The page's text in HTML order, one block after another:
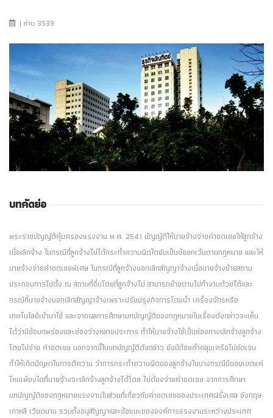
| อ่าน 3533
บทคัดย่อ
พระราชบัญญัติคุ้มครองแรงงาน พ.ศ. 2541 บัญญัติให้นายจ้างจ่ายค่าชดเชยให้ลูกจ้าง
เมื่อเลิกจ้าง ในกรณีที่ลูกจ้างไม่ได้กระทำความผิดใดอันเป็นข้อยกเว้นตามกฎหมาย และให้
นายจ้างจ่ายค่าชดเชยพิเศษ ในกรณีที่ลูกจ้างบอกเลิกสัญญาจ้างเมื่อนายจ้างย้ายสถาน
ประกอบการไปตั้ง ณ สถานที่อื่นโดยที่ลูกจ้างไม่ สามารถย้ายตามไปทำงานด้วยได้และ
กรณีที่นายจ้างบอกเลิกสัญญาจ้างเพราะปรับปรุงกิจการโดยนำ เครื่องจักรหรือ
เทคโนโลยีเข้ามาใช้ และจากผลการศึกษาบทบัญญัติของกฎหมายในเรื่องดังกล่าวจะเห็น
ได้ว่ามีข้อบกพร่องและช่องว่างหลายประการ ทำให้นายจ้างใช้เป็นช่องทางเลิกจ้างลูกจ้าง
โดยไม่จ่าย ค่าชดเชย นอกจากนี้ในบทบัญญัติดังกล่าว ยังมีถ้อยคำคลุมเครือไม่ชัดเจน
ทำให้เกิดปัญหาในการตีความ ว่าการกระทำความผิดของลูกจ้างในบางกรณีมีขอบเขตแค่
ไหนเพียงใดที่นายจ้างจะเลิกจ้างลูกจ้างได้โดย ไม่ต้องจ่ายค่าชดเชย จากการศึกษา
บทบัญญัติของกฎหมายแรงงานในส่วนที่เกี่ยวกับค่าชดเชยของประเทศฝรั่งเศส อังกฤษ
เกาหลี เวียดนาม รวมทั้งอนุสัญญาและข้อแนะขององค์การแรงงานระหว่างประเทศ